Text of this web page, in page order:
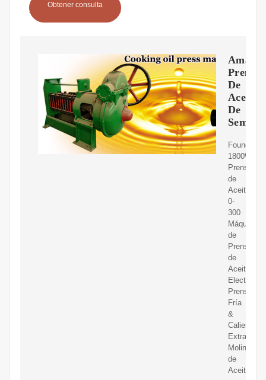
Obtener consulta
Prensa
De
Aceite
De
FoundGo
1800W
Prensa
de
Aceite
0-
300
Máquina
de
Prensa
de
Aceite
Electrónica
Prensa
Fría
&
Caliente
Extractor
Molinillo
de
Aceite